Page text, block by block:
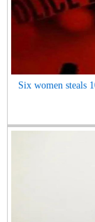
Six women steals